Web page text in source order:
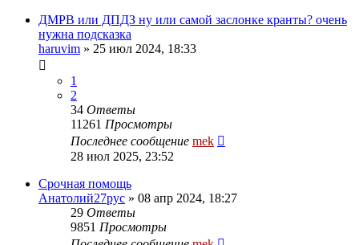
ДМРВ или ДПДЗ ну или самой заслонке кранты? очень
нужна подсказка
haruvim » 25 июл 2024, 18:33
1
2
34 Ответы
11261 Просмотры
Последнее сообщение mek
28 июл 2025, 23:52
Срочная помощь
Анатолий27рус » 08 апр 2024, 18:27
29 Ответы
9851 Просмотры